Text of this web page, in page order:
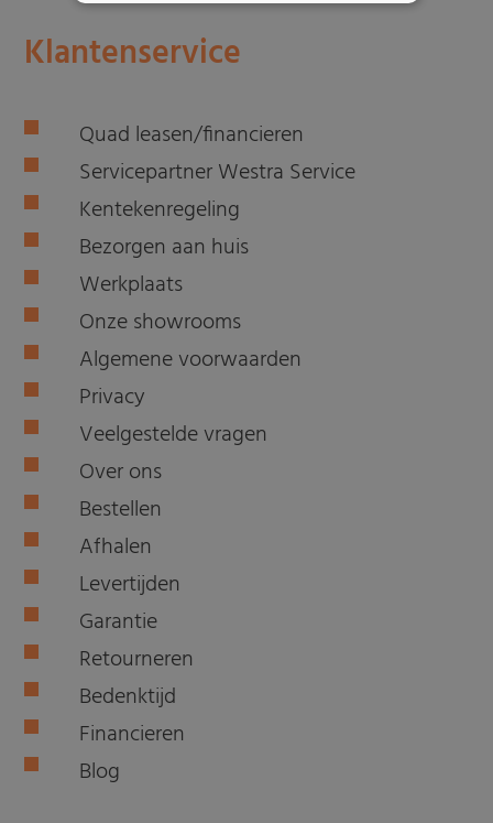
Klantenservice
Quad leasen/financieren
Servicepartner Westra Service
Kentekenregeling
Bezorgen aan huis
Werkplaats
Onze showrooms
Algemene voorwaarden
Privacy
Veelgestelde vragen
Over ons
Bestellen
Afhalen
Levertijden
Garantie
Retourneren
Bedenktijd
Financieren
Blog